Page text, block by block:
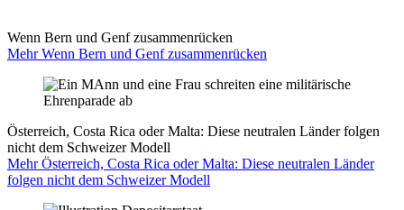
Wenn Bern und Genf zusammenrücken
Mehr Wenn Bern und Genf zusammenrücken
Österreich, Costa Rica oder Malta: Diese neutralen Länder folgen
nicht dem Schweizer Modell
Mehr Österreich, Costa Rica oder Malta: Diese neutralen Länder
folgen nicht dem Schweizer Modell